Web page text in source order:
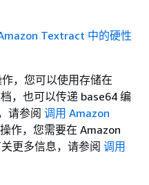
Textract 中的硬性
，您可以使用存储在
，也可以传递 base64 编
请参阅 调用 Amazon
作，您需要在 Amazon
更多信息，请参阅 调用